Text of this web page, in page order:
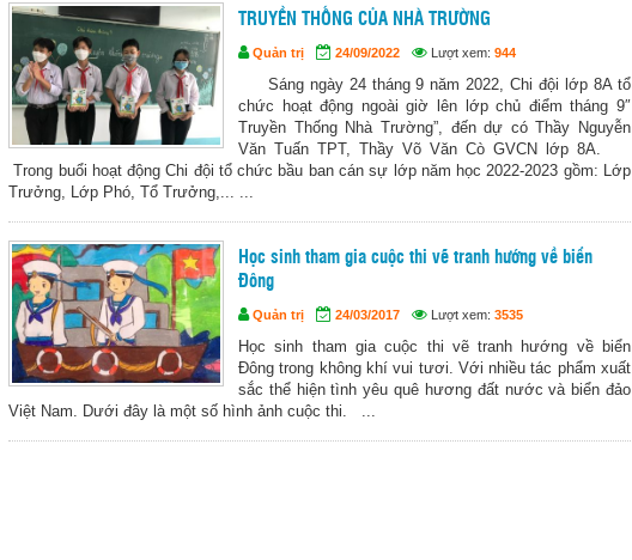
TRUYỀN THỐNG CỦA NHÀ TRƯỜNG
Quản trị 24/09/2022 Lượt xem: 944
Sáng ngày 24 tháng 9 năm 2022, Chi đội lớp 8A tổ
chức hoạt động ngoài giờ lên lớp chủ điểm tháng 9″
Truyền Thống Nhà Trường”, đến dự có Thầy Nguyễn
Văn Tuấn TPT, Thầy Võ Văn Cò GVCN lớp 8A.
Trong buổi hoạt động Chi đội tổ chức bầu ban cán sự lớp năm học 2022-2023 gồm: Lớp
Trưởng, Lớp Phó, Tổ Trưởng,... ...
Học sinh tham gia cuộc thi vẽ tranh hướng về biển
Đông
Quản trị 24/03/2017 Lượt xem: 3535
Học sinh tham gia cuộc thi vẽ tranh hướng về biển
Đông trong không khí vui tươi. Với nhiều tác phẩm xuất
sắc thể hiện tình yêu quê hương đất nước và biển đảo
Việt Nam. Dưới đây là một số hình ảnh cuộc thi. ...